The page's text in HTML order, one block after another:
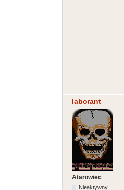
laborant
Atarowiec
Nieaktywny